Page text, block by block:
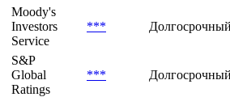
Moody's
Investors
Service
***
S&P
Global
Ratings
***